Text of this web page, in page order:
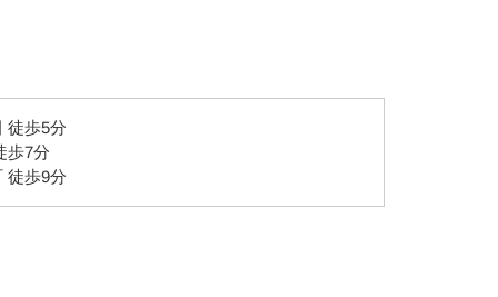
徒歩5分
歩7分
徒歩9分